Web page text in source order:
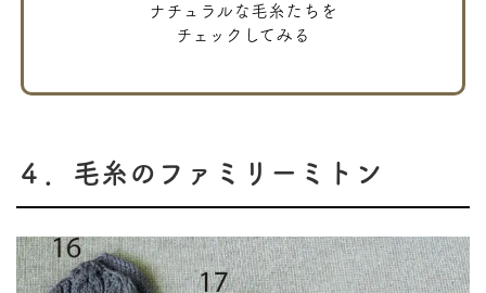
ナチュラルな毛糸たちを
チェックしてみる
４．毛糸のファミリーミトン